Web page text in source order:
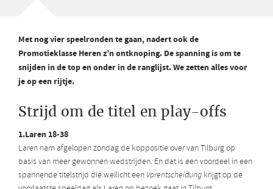
Met nog vier speelronden te gaan, nadert ook de
Promotieklasse Heren z’n ontknoping. De spanning is om te
snijden in de top en onder in de ranglijst. We zetten alles voor
je op een rijtje.
Strijd om de titel en play-offs
1.Laren 18-38
Laren nam afgelopen zondag de koppositie over van Tilburg op
basis van meer gewonnen wedstrijden. En dat is een voordeel in een
spannende titelstrijd die wellicht een Vorentscheidung krijgt op de